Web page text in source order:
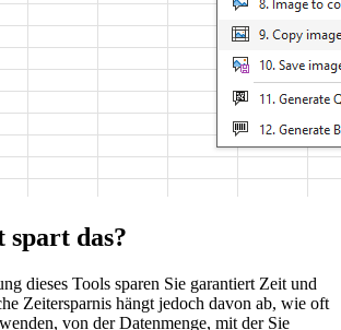
das?
dieses Tools sparen Sie garantiert Zeit und
Zeitersparnis hängt jedoch davon ab, wie oft
von der Datenmenge, mit der Sie